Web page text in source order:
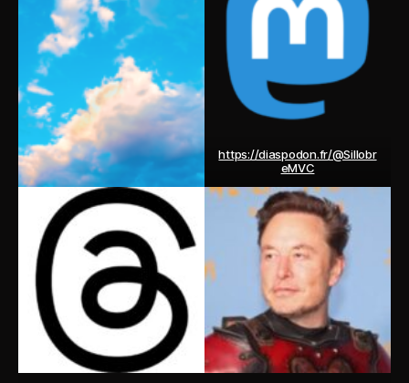
https://diaspodon.fr/@Sillobr
eMVC